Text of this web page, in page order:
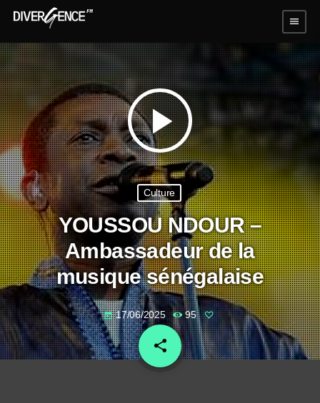
menu
play_arrow
Culture
YOUSSOU NDOUR –
Ambassadeur de la
musique sénégalaise
today 17/06/2025 95
share
email